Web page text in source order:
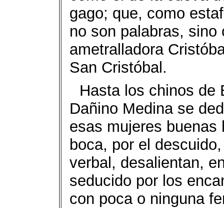
gago; que, como
no son palabras,
ametralladora
San Cristóbal.
Hasta los chinos de
Dañino Medina se
esas mujeres buenas
boca, por el
verbal, desalientan,
seducido por los
con poca o ninguna